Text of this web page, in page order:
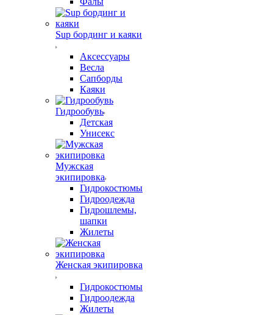
Sup бординг и каяки
Аксессуары
Весла
Сапборды
Каяки
Гидрообувь
Детская
Унисекс
Мужская
экипировка
Гидрокостюмы
Гидроодежда
Гидрошлемы,
шапки
Жилеты
Женская экипировка
Гидрокостюмы
Гидроодежда
Жилеты